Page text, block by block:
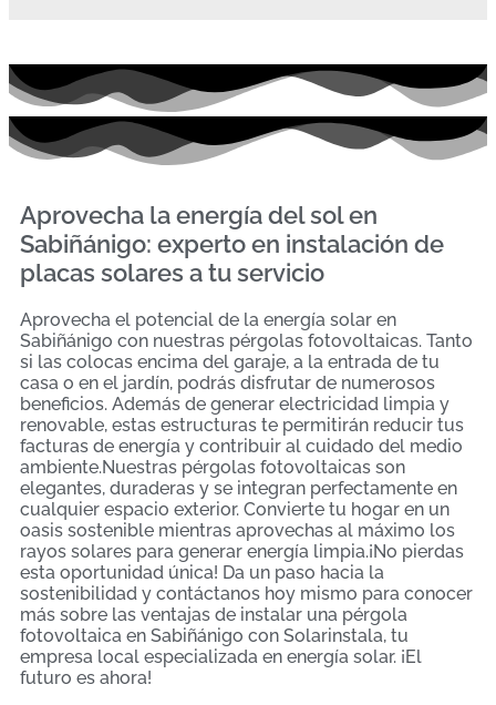
Aprovecha la energía del sol en
Sabiñánigo: experto en instalación de
placas solares a tu servicio
Aprovecha el potencial de la energía solar en
Sabiñánigo con nuestras pérgolas fotovoltaicas. Tanto
si las colocas encima del garaje, a la entrada de tu
casa o en el jardín, podrás disfrutar de numerosos
beneficios. Además de generar electricidad limpia y
renovable, estas estructuras te permitirán reducir tus
facturas de energía y contribuir al cuidado del medio
ambiente.Nuestras pérgolas fotovoltaicas son
elegantes, duraderas y se integran perfectamente en
cualquier espacio exterior. Convierte tu hogar en un
oasis sostenible mientras aprovechas al máximo los
rayos solares para generar energía limpia.¡No pierdas
esta oportunidad única! Da un paso hacia la
sostenibilidad y contáctanos hoy mismo para conocer
más sobre las ventajas de instalar una pérgola
fotovoltaica en Sabiñánigo con Solarinstala, tu
empresa local especializada en energía solar. ¡El
futuro es ahora!